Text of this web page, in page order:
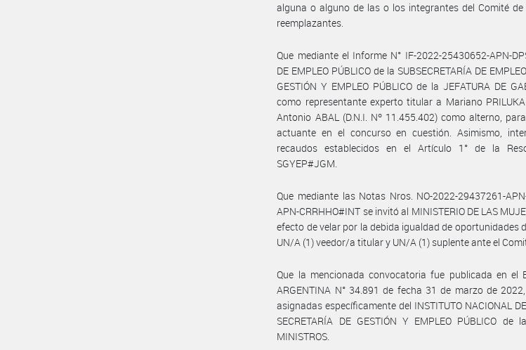
alguna o alguno de las o los integrantes del Comité
reemplazantes.
Que mediante el Informe N° IF-2022-25430652-APN-
DE EMPLEO PÚBLICO de la SUBSECRETARÍA DE
GESTIÓN Y EMPLEO PÚBLICO de la JEFATURA DE
como representante experto titular a Mariano
Antonio ABAL (D.N.I. Nº 11.455.402) como alterno,
actuante en el concurso en cuestión. Asimismo,
recaudos establecidos en el Artículo 1° de la
SGYEP#JGM.
Que mediante las Notas Nros. NO-2022-29437261-
APN-CRRHHO#INT se invitó al MINISTERIO DE LAS
efecto de velar por la debida igualdad de oportunidades
UN/A (1) veedor/a titular y UN/A (1) suplente ante el
Que la mencionada convocatoria fue publicada en el
ARGENTINA N° 34.891 de fecha 31 de marzo de
asignadas específicamente del INSTITUTO NACIONAL
SECRETARÍA DE GESTIÓN Y EMPLEO PÚBLICO de
MINISTROS.